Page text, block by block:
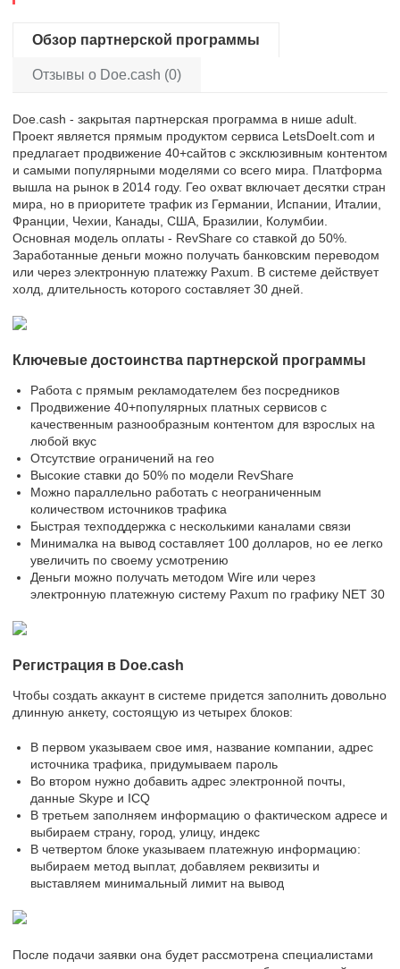
Обзор партнерской программы
Отзывы о Doe.cash (0)
Doe.cash - закрытая партнерская программа в нише adult.
Проект является прямым продуктом сервиса LetsDoeIt.com и
предлагает продвижение 40+сайтов с эксклюзивным контентом
и самыми популярными моделями со всего мира. Платформа
вышла на рынок в 2014 году. Гео охват включает десятки стран
мира, но в приоритете трафик из Германии, Испании, Италии,
Франции, Чехии, Канады, США, Бразилии, Колумбии.
Основная модель оплаты - RevShare со ставкой до 50%.
Заработанные деньги можно получать банковским переводом
или через электронную платежку Paxum. В системе действует
холд, длительность которого составляет 30 дней.
Ключевые достоинства партнерской программы
Работа с прямым рекламодателем без посредников
Продвижение 40+популярных платных сервисов с
качественным разнообразным контентом для взрослых на
любой вкус
Отсутствие ограничений на гео
Высокие ставки до 50% по модели RevShare
Можно параллельно работать с неограниченным
количеством источников трафика
Быстрая техподдержка с несколькими каналами связи
Минималка на вывод составляет 100 долларов, но ее легко
увеличить по своему усмотрению
Деньги можно получать методом Wire или через
электронную платежную систему Paxum по графику NET 30
Регистрация в Doe.cash
Чтобы создать аккаунт в системе придется заполнить довольно
длинную анкету, состоящую из четырех блоков:
В первом указываем свое имя, название компании, адрес
источника трафика, придумываем пароль
Во втором нужно добавить адрес электронной почты,
данные Skype и ICQ
В третьем заполняем информацию о фактическом адресе и
выбираем страну, город, улицу, индекс
В четвертом блоке указываем платежную информацию:
выбираем метод выплат, добавляем реквизиты и
выставляем минимальный лимит на вывод
После подачи заявки она будет рассмотрена специалистами